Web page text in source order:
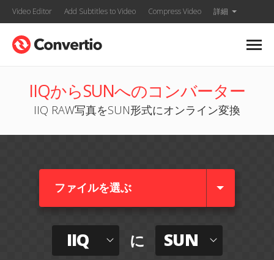
Video Editor Add Subtitles to Video Compress Video 詳細
IIQからSUNへのコンバーター
IIQ RAW写真をSUN形式にオンライン変換
ファイルを選ぶ
IIQ に SUN